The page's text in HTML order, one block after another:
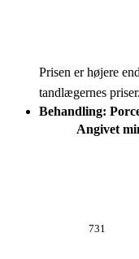
Prisen er højere
tandlægernes priser.
Behandling:
Angivet
731